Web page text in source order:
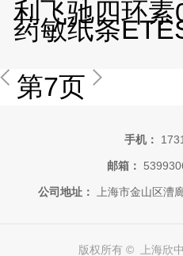
利飞驰四环
药敏纸条
第7页
手机：
邮箱：
公司地址： 上海市金山区漕
版权所有 © 上海欣